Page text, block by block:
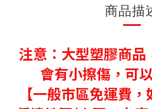
商品描
注意：大型塑膠商品
會有小擦傷，可
【一般市區免運費